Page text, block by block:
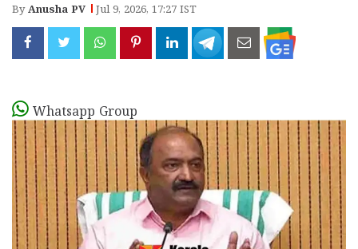
ByAnusha PV Jul 9, 2026, 17:27 IST
Whatsapp Group